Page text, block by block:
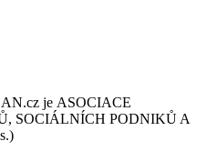
je ASOCIACE
SOCIÁLNÍCH PODNIKŮ A